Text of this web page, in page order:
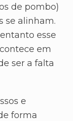
de pombo)
se alinham.
esse
em
ser a falta
e
forma